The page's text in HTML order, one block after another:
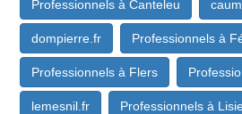
Professionnels à Canteleu
dompierre.fr Professionnels à
Professionnels à Flers
lemesnil.fr Professionnels à